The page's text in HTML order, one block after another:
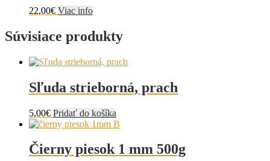
22,00€ Viac info
Súvisiace produkty
Sľuda strieborná, prach
5,00€ Pridať do košíka
Čierny piesok 1 mm 500g